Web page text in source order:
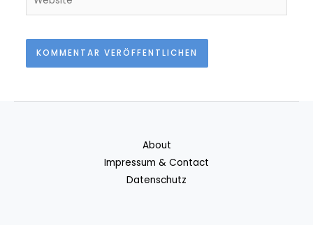
About
Impressum & Contact
Datenschutz